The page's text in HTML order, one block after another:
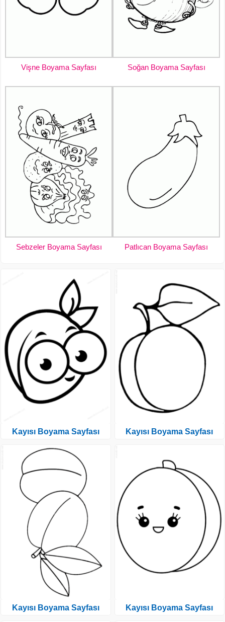
Vişne Boyama Sayfası Soğan Boyama Sayfası
Sebzeler Boyama Sayfası Patlıcan Boyama Sayfası
Kayısı Boyama Sayfası
Kayısı Boyama Sayfası
Kayısı Boyama Sayfası
Kayısı Boyama Sayfası